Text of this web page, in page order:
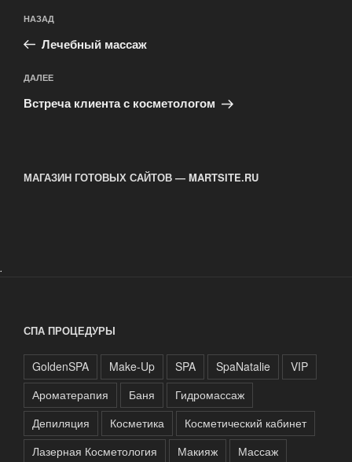
по
записям
Предыдущая
запись:
НАЗАД
Лечебный массаж
Следующая
запись
ДАЛЕЕ
Встреча клиента с косметологом
МАГАЗИН ГОТОВЫХ САЙТОВ — MARTSITE.RU
.
СПА ПРОЦЕДУРЫ
GoldenSPA Make-Up SPA SpaNatalie
VIP
Ароматерапия
Баня
Гидромассаж
Депиляция
Косметика
Косметический кабинет
Лазерная Косметология
Макияж
Массаж